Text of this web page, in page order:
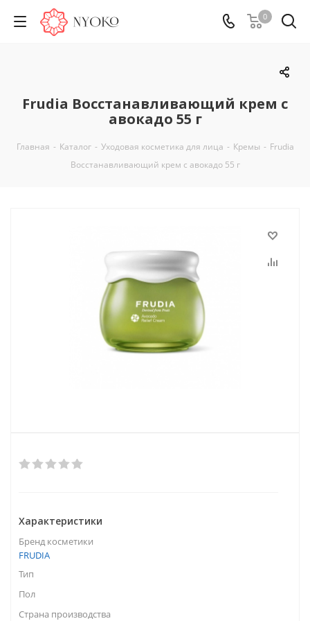
0
Frudia Восстанавливающий крем с
авокадо 55 г
Главная - Каталог - Уходовая косметика для лица - Кремы - Frudia
Восстанавливающий крем с авокадо 55 г
Характеристики
Бренд косметики
FRUDIA
Тип
Пол
Страна производства